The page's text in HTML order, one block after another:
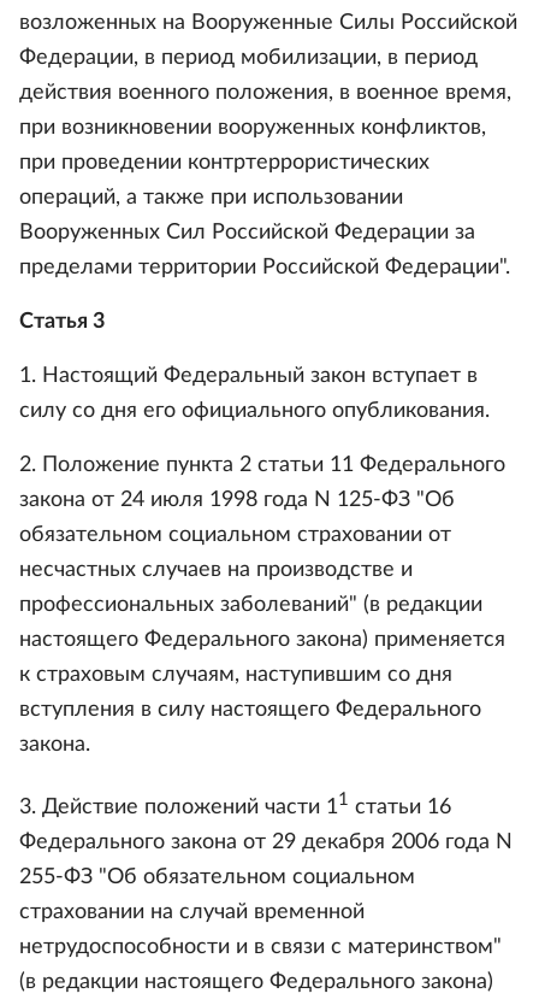
возложенных на Вооруженные Силы Российской
Федерации, в период мобилизации, в период
действия военного положения, в военное время,
при возникновении вооруженных конфликтов,
при проведении контртеррористических
операций, а также при использовании
Вооруженных Сил Российской Федерации за
пределами территории Российской Федерации".
Статья 3
1. Настоящий Федеральный закон вступает в
силу со дня его официального опубликования.
2. Положение пункта 2 статьи 11 Федерального
закона от 24 июля 1998 года N 125-ФЗ "Об
обязательном социальном страховании от
несчастных случаев на производстве и
профессиональных заболеваний" (в редакции
настоящего Федерального закона) применяется
к страховым случаям, наступившим со дня
вступления в силу настоящего Федерального
закона.
3. Действие положений части 11 статьи 16
Федерального закона от 29 декабря 2006 года N
255-ФЗ "Об обязательном социальном
страховании на случай временной
нетрудоспособности и в связи с материнством"
(в редакции настоящего Федерального закона)